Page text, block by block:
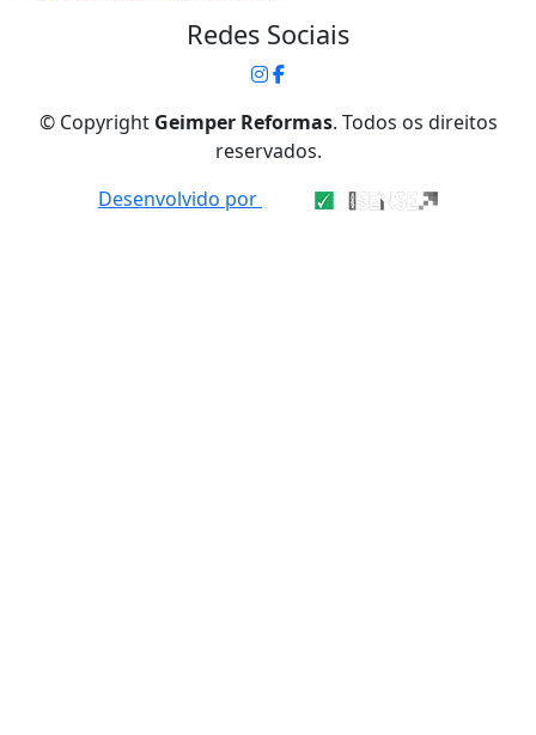
Redes Sociais
© Copyright Geimper Reformas. Todos os direitos
reservados.
Desenvolvido por